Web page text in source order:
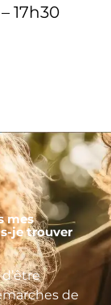
17h30
mes
je trouver
de